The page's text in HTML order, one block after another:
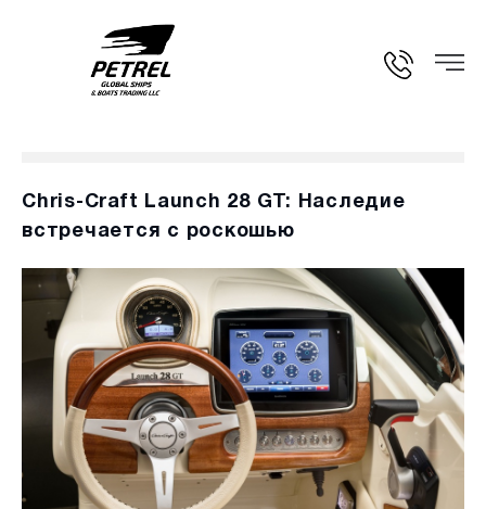
Chris-Craft Launch 28 GT: Наследие
встречается с роскошью